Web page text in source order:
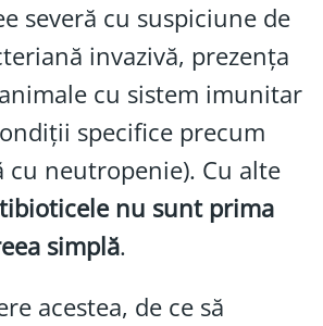
severă cu suspiciune de
invazivă, prezența
cu sistem imunitar
specifice precum
cu neutropenie). Cu alte
nu sunt prima
simplă.
acestea, de ce să